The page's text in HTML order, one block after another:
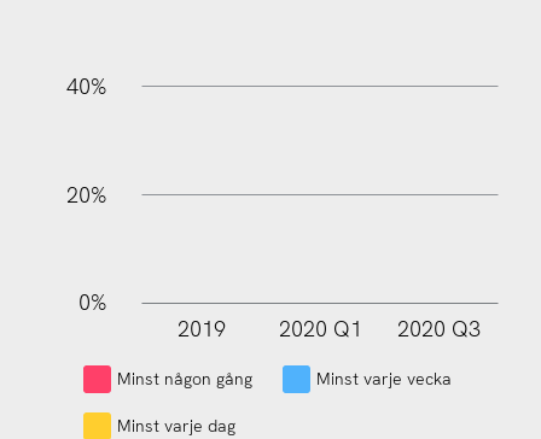
40%
20%
0%
L
2019 2020 Q1 2020 Q3
Minst någon gång Minst varje vecka
Minst varje dag